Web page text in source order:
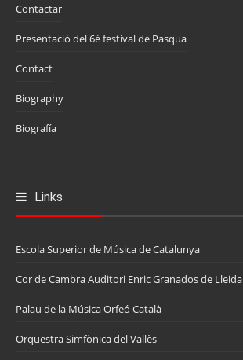
Contactar
Presentació del 6è festival de Pasqua
Contact
Biography
Biografía
Links
Escola Superior de Música de Catalunya
Cor de Cambra Auditori Enric Granados de Lleida
Palau de la Música Orfeó Català
Orquestra Simfònica del Vallès